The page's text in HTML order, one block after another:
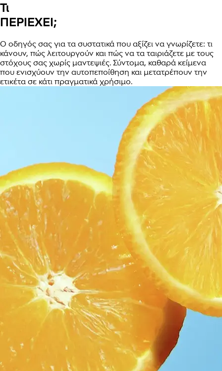
Τι
ΠΕΡΙΕΧΕΙ;
Ο οδηγός σας για τα συστατικά που αξίζει να γνωρίζετε: τι
κάνουν, πώς λειτουργούν και πώς να τα ταιριάζετε με τους
στόχους σας χωρίς μαντεψιές. Σύντομα, καθαρά κείμενα
που ενισχύουν την αυτοπεποίθηση και μετατρέπουν την
ετικέτα σε κάτι πραγματικά χρήσιμο.